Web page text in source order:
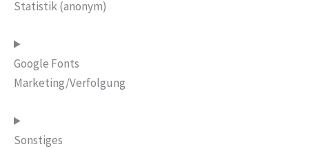
Statistik (anonym)
Google Fonts
Marketing/Verfolgung
Sonstiges